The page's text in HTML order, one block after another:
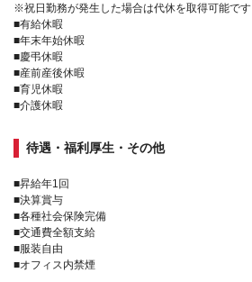
※祝日勤務が発生した場合は代休を取得可能です
■有給休暇
■年末年始休暇
■慶弔休暇
■産前産後休暇
■育児休暇
■介護休暇
待遇・福利厚生・その他
■昇給年1回
■決算賞与
■各種社会保険完備
■交通費全額支給
■服装自由
■オフィス内禁煙